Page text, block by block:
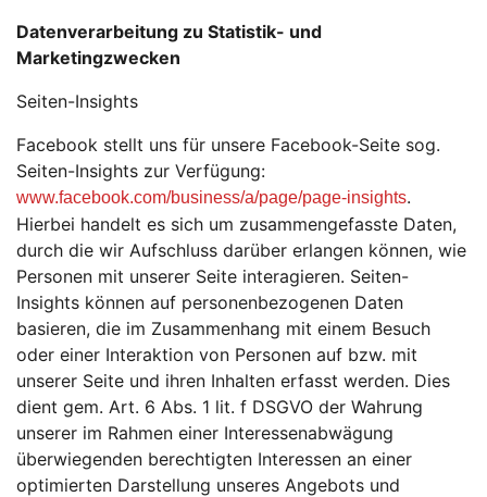
Datenverarbeitung zu Statistik- und
Marketingzwecken
Seiten-Insights
Facebook stellt uns für unsere Facebook-Seite sog.
Seiten-Insights zur Verfügung:
www.facebook.com/business/a/page/page-insights.
Hierbei handelt es sich um zusammengefasste Daten,
durch die wir Aufschluss darüber erlangen können, wie
Personen mit unserer Seite interagieren. Seiten-
Insights können auf personenbezogenen Daten
basieren, die im Zusammenhang mit einem Besuch
oder einer Interaktion von Personen auf bzw. mit
unserer Seite und ihren Inhalten erfasst werden. Dies
dient gem. Art. 6 Abs. 1 lit. f DSGVO der Wahrung
unserer im Rahmen einer Interessenabwägung
überwiegenden berechtigten Interessen an einer
optimierten Darstellung unseres Angebots und